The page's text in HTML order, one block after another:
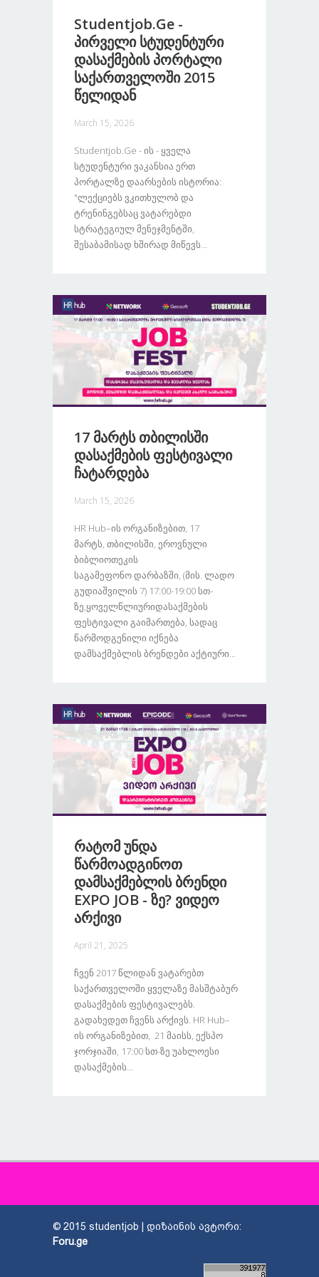
Studentjob.ge -
Პირველი Სტუდენტური
Დასაქმების Პორტალი
Საქართველოში 2015
Წელიდან
March 15, 2026
Studentjob.ge - Ის - Ყველა
Სტუდენტური Ვაკანსია Ერთ
Პორტალზე Დაარსების Ისტორია:
"ლექციებს Ვკითხულობ Და
Ტრენინგებსაც Ვატარებდი
Სტრატეგიულ Მენეჯმენტში,
Შესაბამისად Ხშირად Მიწევს...
17 Მარტს Თბილისში
Დასაქმების Ფესტივალი
Ჩატარდება
March 15, 2026
HR Hub–Ის Ორგანიზებით, 17
Მარტს, Თბილისში, Ეროვნული
Ბიბლიოთეკის
Საგამეფონო Დარბაზში, (მის. Ლადო
Გუდიაშვილის 7) 17:00-19:00 Სთ-
Ზე,ყოველწლიურიდასაქმების
Ფესტივალი Გაიმართება, Სადაც
Წარმოდგენილი Იქნება
Დამსაქმებლის Ბრენდები Აქტიური...
Რატომ Უნდა
Წარმოადგინოთ
Დამსაქმებლის Ბრენდი
EXPO JOB - Ზე? Ვიდეო
Არქივი
April 21, 2025
Ჩვენ 2017 Წლიდან Ვატარებთ
Საქართველოში Ყველაზე Მასშტაბურ
Დასაქმების Ფესტივალებს.
Გადახედეთ Ჩვენს Არქივს. HR Hub–
Ის Ორგანიზებით, 21 Მაისს, Ექსპო
Ჯორჯიაში, 17:00 Სთ-Ზე Უახლოესი
Დასაქმების...
© 2015 studentjob | დიზაინის ავტორი:
Foru.ge